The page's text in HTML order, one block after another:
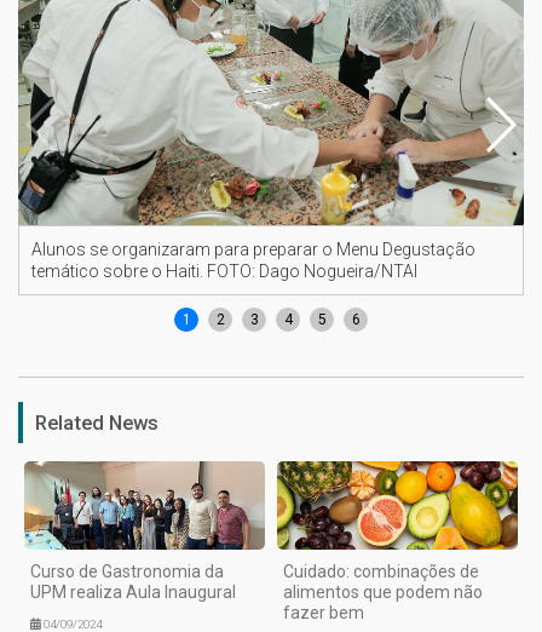
Alunos se organizaram para preparar o Menu Degustação
temático sobre o Haiti. FOTO: Dago Nogueira/NTAI
1 2 3 4 5 6
Related News
Curso de Gastronomia da
UPM realiza Aula Inaugural
04/09/2024
Cuidado: combinações de
alimentos que podem não
fazer bem